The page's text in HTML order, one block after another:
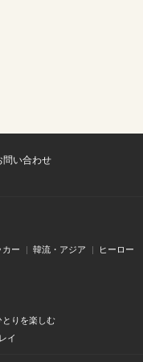
問い合わせ
カー 韓流・アジア ヒーロー
とりを楽しむ
イ